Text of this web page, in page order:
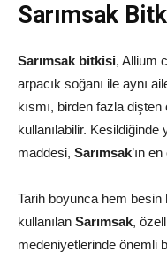
Sarımsak
Sarımsak bitkisi, Allium
arpacık soğanı ile aynı
kısmı, birden fazla
kullanılabilir.
maddesi, Sarımsak’ın
Tarih boyunca hem
kullanılan Sarımsak,
medeniyetlerinde önemli